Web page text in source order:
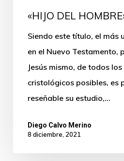
«HIJO DEL
Siendo este título, el más
en el Nuevo Testamento,
Jesús mismo, de todos
cristológicos posibles, es
reseñable su estudio,…
Diego Calvo Merino
8 diciembre, 2021